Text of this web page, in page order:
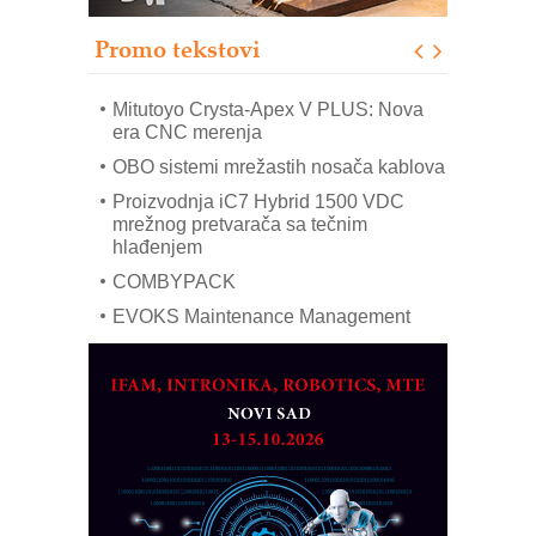
Promo tekstovi
poverenja u industriji
Art Utopia Studio – vizuelne priče
Mitutoyo Crysta-Apex V PLUS: Nova
era CNC merenja
OBO sistemi mrežastih nosača kablova
Proizvodnja iC7 Hybrid 1500 VDC
mrežnog pretvarača sa tečnim
hlađenjem
COMBYPACK
EVOKS Maintenance Management
na viši nivo
Detekcija različitih oblika
MAREX - Lim i mašine za savremena
rešenja
Marcom-plast d.o.o.- vaš pouzdan
partner